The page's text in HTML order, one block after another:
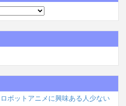
ボットアニメに興味ある人少ない